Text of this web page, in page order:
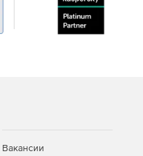
Вакансии